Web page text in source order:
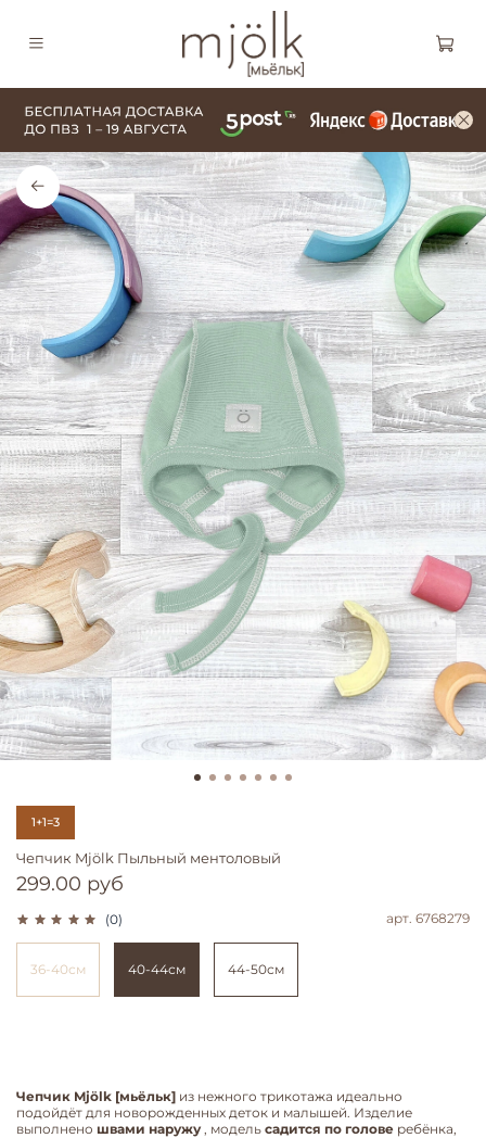
1+1=3
(0) арт. 6768279
Чепчик Mjölk Пыльный ментоловый
299.00 руб
36-40см 40-44см 44-50см
Чепчик Mjölk [мьёльк] из нежного трикотажа идеально
подойдёт для новорожденных деток и малышей. Изделие
выполнено швами наружу, модель садится по голове ребёнка,